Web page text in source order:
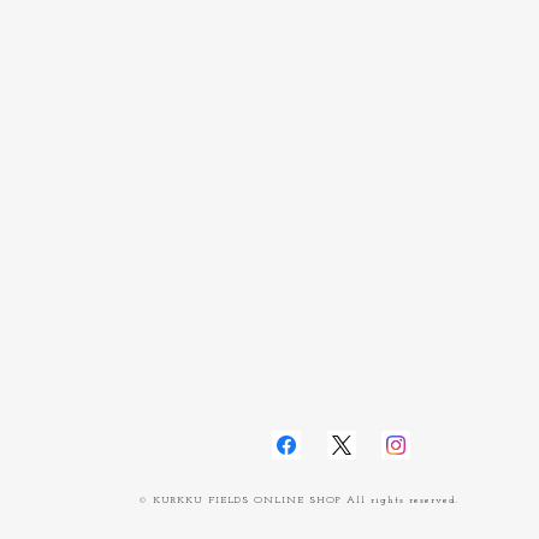
© KURKKU FIELDS ONLINE SHOP All rights reserved.